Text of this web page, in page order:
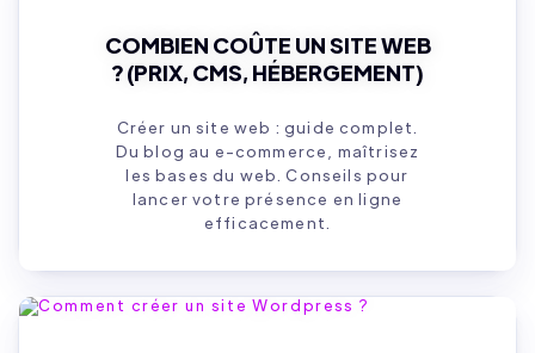
COMBIEN COÛTE UN SITE WEB
? (PRIX, CMS, HÉBERGEMENT)
Créer un site web : guide complet.
Du blog au e-commerce, maîtrisez
les bases du web. Conseils pour
lancer votre présence en ligne
efficacement.